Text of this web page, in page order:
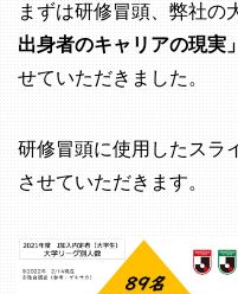
まずは研修冒頭、弊社の
出身者のキャリアの現実」
せていただきました。
研修冒頭に使用したスラ
させていただきます。